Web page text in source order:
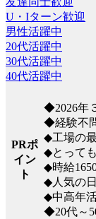
U・Iターン歓迎
男性活躍中
20代活躍中
30代活躍中
40代活躍中
PRポ
イン
ト
◆2026年
◆経験不
◆工場の
◆とって
◆時給
◆人気の
◆中高年
◆20代～